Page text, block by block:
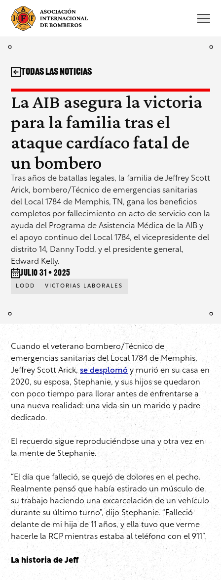
Saltar
contenido
La AIB asegura la victoria
para la familia tras el
ataque cardíaco fatal de
un bombero
Tras años de batallas legales, la familia de Jeffrey Scott
Arick, bombero/Técnico de emergencias sanitarias
del Local 1784 de Memphis, TN, gana los beneficios
completos por fallecimiento en acto de servicio con la
ayuda del Programa de Asistencia Médica de la AIB y
el apoyo continuo del Local 1784, el vicepresidente del
distrito 14, Danny Todd, y el presidente general,
Edward Kelly.
julio 31 • 2025
LODD VICTORIAS LABORALES
Todas las noticias
Cuando el veterano bombero/Técnico de
emergencias sanitarias del Local 1784 de Memphis,
Jeffrey Scott Arick,se desplomó y murió en su casa en
2020, su esposa, Stephanie, y sus hijos se quedaron
con poco tiempo para llorar antes de enfrentarse a
una nueva realidad: una vida sin un marido y padre
dedicado.
El recuerdo sigue reproduciéndose una y otra vez en
la mente de Stephanie.
“El día que falleció, se quejó de dolores en el pecho.
Realmente pensó que había estirado un músculo de
su trabajo haciendo una excarcelación de un vehículo
durante su último turno”, dijo Stephanie. “Falleció
delante de mi hija de 11 años, y ella tuvo que verme
hacerle la RCP mientras estaba al teléfono con el 911”.
La historia de Jeff